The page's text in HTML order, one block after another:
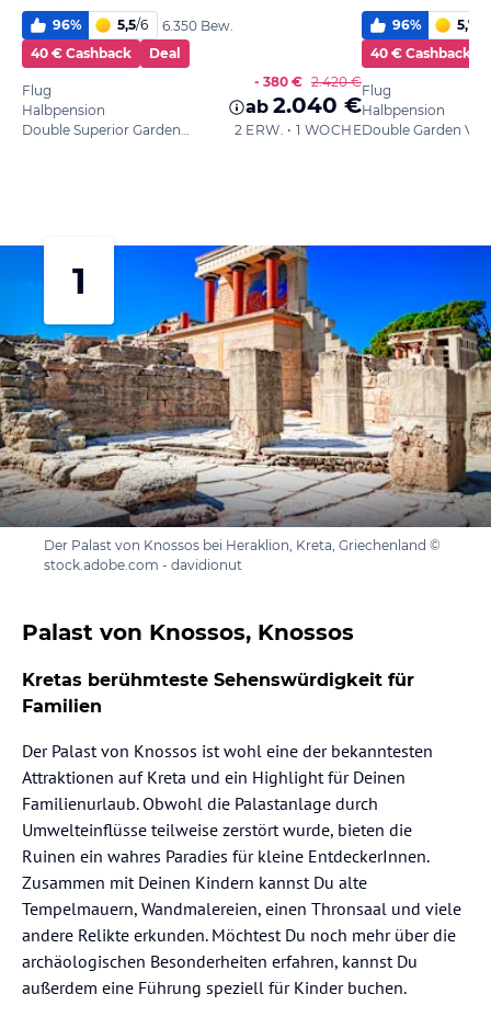
96% 5,5/6
6.350 Bew.
40 € Cashback
Deal
Flug
Halbpension
Double Superior Garden View
- 380 € 2.420 €
ab 2.040 €
2 ERW. • 1 WOCHE
96% 5,7
40 € Cashback
Flug
Halbpension
1
Der Palast von Knossos bei Heraklion, Kreta, Griechenland ©
stock.adobe.com - davidionut
Palast von Knossos, Knossos
Kretas berühmteste Sehenswürdigkeit für
Familien
Der Palast von Knossos ist wohl eine der bekanntesten
Attraktionen auf Kreta und ein Highlight für Deinen
Familienurlaub. Obwohl die Palastanlage durch
Umwelteinflüsse teilweise zerstört wurde, bieten die
Ruinen ein wahres Paradies für kleine EntdeckerInnen.
Zusammen mit Deinen Kindern kannst Du alte
Tempelmauern, Wandmalereien, einen Thronsaal und viele
andere Relikte erkunden. Möchtest Du noch mehr über die
archäologischen Besonderheiten erfahren, kannst Du
außerdem eine Führung speziell für Kinder buchen.